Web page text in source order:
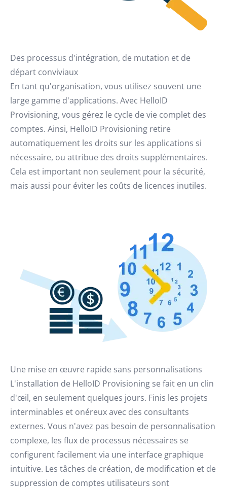
Des processus d'intégration, de mutation et de
départ conviviaux
En tant qu'organisation, vous utilisez souvent une
large gamme d'applications. Avec HelloID
Provisioning, vous gérez le cycle de vie complet des
comptes. Ainsi, HelloID Provisioning retire
automatiquement les droits sur les applications si
nécessaire, ou attribue des droits supplémentaires.
Cela est important non seulement pour la sécurité,
mais aussi pour éviter les coûts de licences inutiles.
Une mise en œuvre rapide sans personnalisations
L'installation de HelloID Provisioning se fait en un clin
d'œil, en seulement quelques jours. Finis les projets
interminables et onéreux avec des consultants
externes. Vous n'avez pas besoin de personnalisation
complexe, les flux de processus nécessaires se
configurent facilement via une interface graphique
intuitive. Les tâches de création, de modification et de
suppression de comptes utilisateurs sont